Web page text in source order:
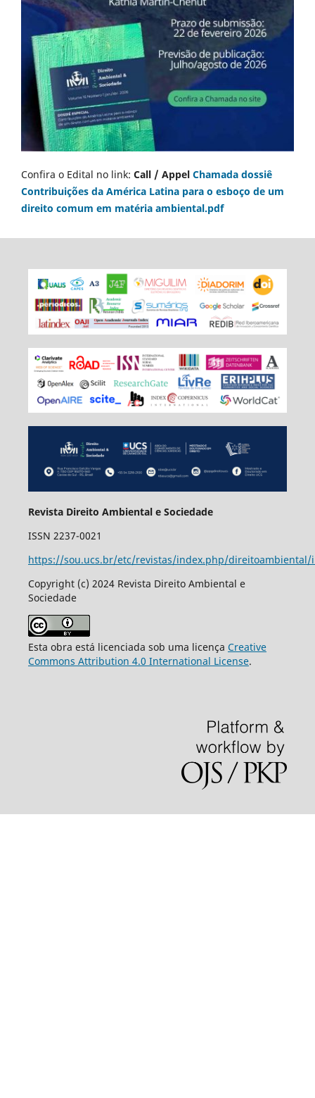
Confira o Edital no link: Call / Appel Chamada dossiê
Contribuições da América Latina para o esboço de um
direito comum em matéria ambiental.pdf
Revista Direito Ambiental e Sociedade
ISSN 2237-0021
https://sou.ucs.br/etc/revistas/index.php/direitoambiental/
Copyright (c) 2024 Revista Direito Ambiental e
Sociedade
Esta obra está licenciada sob uma licença Creative
Commons Attribution 4.0 International License.